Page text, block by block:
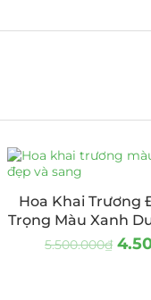
Hoa Khai Trương
Trọng Màu Xanh
5.500.000₫